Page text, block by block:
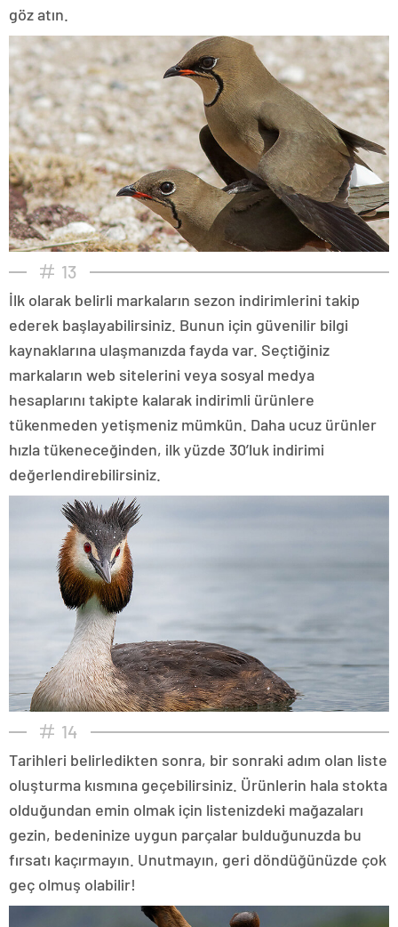
göz atın.
13
İlk olarak belirli markaların sezon indirimlerini takip
ederek başlayabilirsiniz. Bunun için güvenilir bilgi
kaynaklarına ulaşmanızda fayda var. Seçtiğiniz
markaların web sitelerini veya sosyal medya
hesaplarını takipte kalarak indirimli ürünlere
tükenmeden yetişmeniz mümkün. Daha ucuz ürünler
hızla tükeneceğinden, ilk yüzde 30’luk indirimi
değerlendirebilirsiniz.
14
Tarihleri belirledikten sonra, bir sonraki adım olan liste
oluşturma kısmına geçebilirsiniz. Ürünlerin hala stokta
olduğundan emin olmak için listenizdeki mağazaları
gezin, bedeninize uygun parçalar bulduğunuzda bu
fırsatı kaçırmayın. Unutmayın, geri döndüğünüzde çok
geç olmuş olabilir!